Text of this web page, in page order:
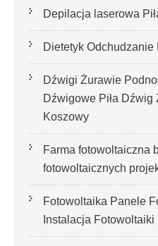
Depilacja laserowa
Dietetyk Odchudzanie
Dźwigi Żurawie
Dźwigowe Piła
Koszowy
Farma fotowoltaiczna
fotowoltaicznych
Fotowoltaika Panele
Instalacja